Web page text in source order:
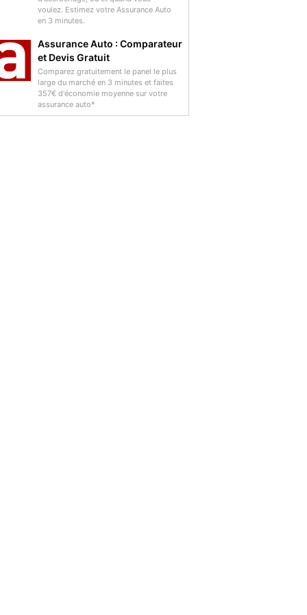
voulez. Estimez votre Assurance Auto
en 3 minutes.
Assurance Auto : Comparateur
et Devis Gratuit
Comparez gratuitement le panel le plus
large du marché en 3 minutes et faites
357€ d'économie moyenne sur votre
assurance auto*